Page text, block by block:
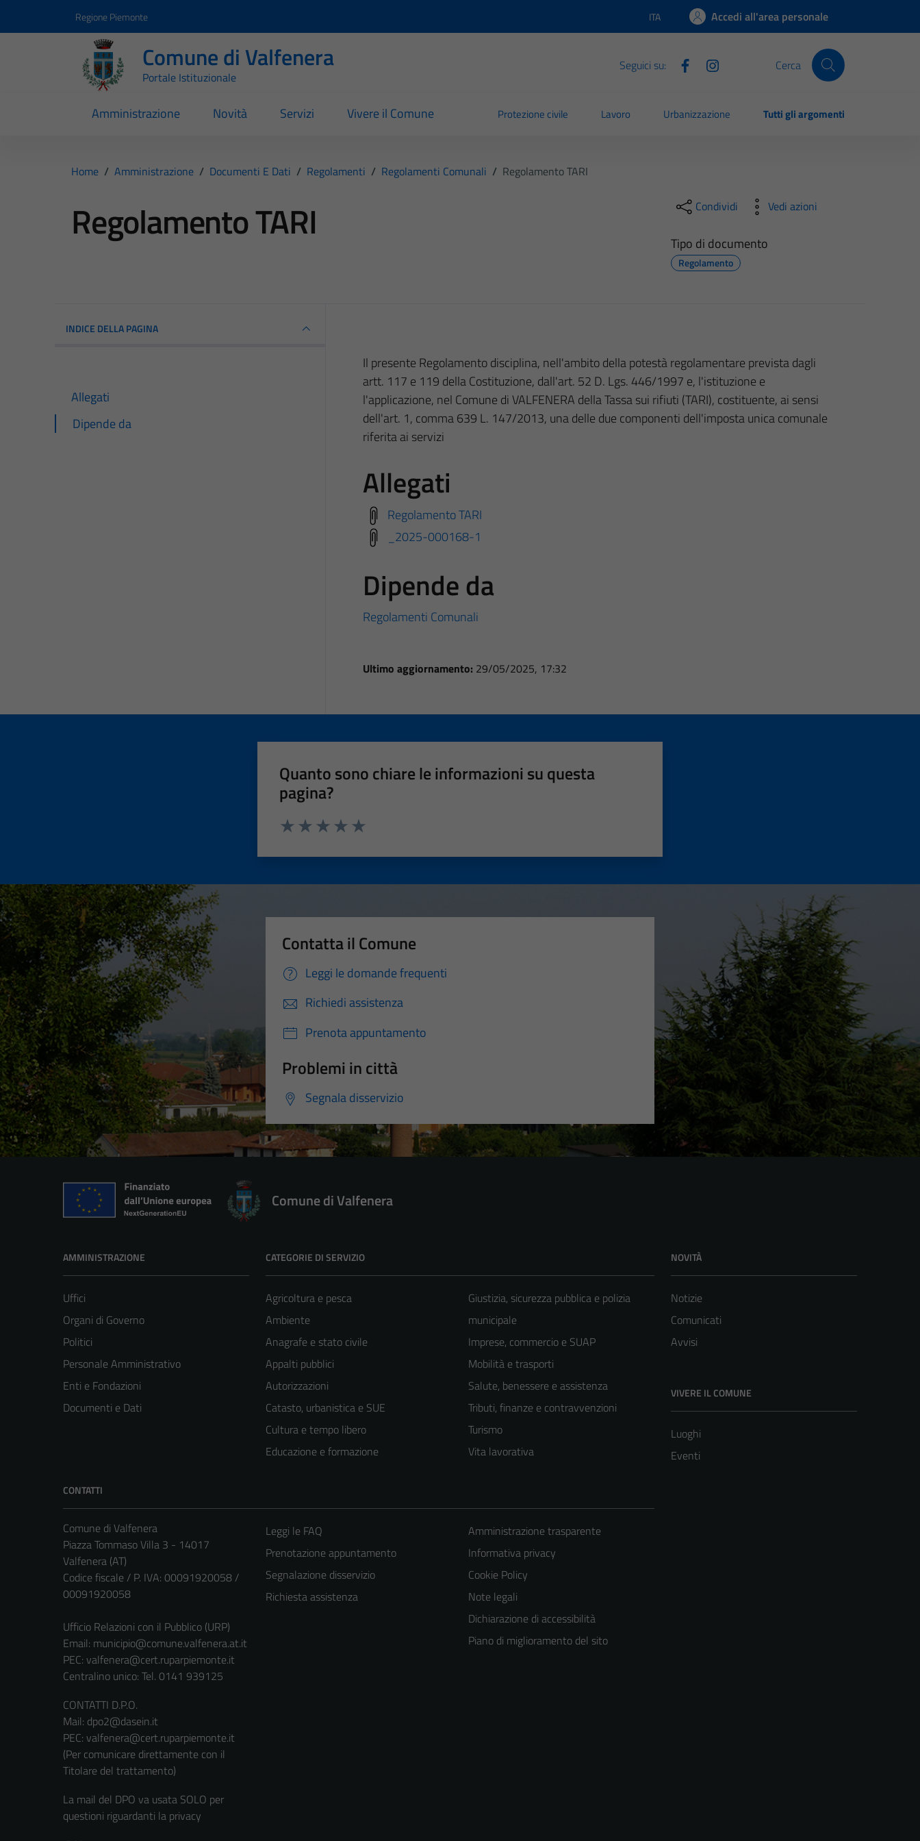
Regione Piemonte Lingua attiva:
ITA Accedi all'area personale
Comune di Valfenera
Portale Istituzionale
Seguici su: Cerca
Amministrazione Novità Servizi Vivere il Comune Protezione civile Lavoro Urbanizzazione Tutti gli argomenti
Home / Amministrazione / Documenti E Dati / Regolamenti / Regolamenti Comunali / Regolamento TARI
Regolamento TARI Condividi Vedi azioni
Tipo di documento
Regolamento
INDICE DELLA PAGINA
Allegati
Dipende da
Il presente Regolamento disciplina, nell'ambito della potestà regolamentare prevista dagli
artt. 117 e 119 della Costituzione, dall'art. 52 D. Lgs. 446/1997 e, l'istituzione e
l'applicazione, nel Comune di VALFENERA della Tassa sui rifiuti (TARI), costituente, ai sensi
dell'art. 1, comma 639 L. 147/2013, una delle due componenti dell'imposta unica comunale
riferita ai servizi
Allegati
Regolamento TARI
_2025-000168-1
Dipende da
Regolamenti Comunali
Ultimo aggiornamento: 29/05/2025, 17:32
Quanto sono chiare le informazioni su questa
pagina?
Contatta il Comune
Leggi le domande frequenti
Richiedi assistenza
Prenota appuntamento
Problemi in città
Segnala disservizio
Comune di Valfenera
AMMINISTRAZIONE
Uffici
Organi di Governo
Politici
Personale Amministrativo
Enti e Fondazioni
Documenti e Dati
CATEGORIE DI SERVIZIO
Agricoltura e pesca
Ambiente
Anagrafe e stato civile
Appalti pubblici
Autorizzazioni
Catasto, urbanistica e SUE
Cultura e tempo libero
Educazione e formazione
Giustizia, sicurezza pubblica e polizia
municipale
Imprese, commercio e SUAP
Mobilità e trasporti
Salute, benessere e assistenza
Tributi, finanze e contravvenzioni
Turismo
Vita lavorativa
NOVITÀ
Notizie
Comunicati
Avvisi
VIVERE IL COMUNE
Luoghi
Eventi
CONTATTI
Comune di Valfenera
Piazza Tommaso Villa 3 - 14017
Valfenera (AT)
Codice fiscale / P. IVA: 00091920058 /
00091920058
Ufficio Relazioni con il Pubblico (URP)
Email: municipio@comune.valfenera.at.it
PEC: valfenera@cert.ruparpiemonte.it
Centralino unico: Tel. 0141 939125
CONTATTI D.P.O.
Mail: dpo2@dasein.it
PEC: valfenera@cert.ruparpiemonte.it
(Per comunicare direttamente con il
Titolare del trattamento)
La mail del DPO va usata SOLO per
questioni riguardanti la privacy
Leggi le FAQ
Prenotazione appuntamento
Segnalazione disservizio
Richiesta assistenza
Amministrazione trasparente
Informativa privacy
Cookie Policy
Note legali
Dichiarazione di accessibilità
Piano di miglioramento del sito